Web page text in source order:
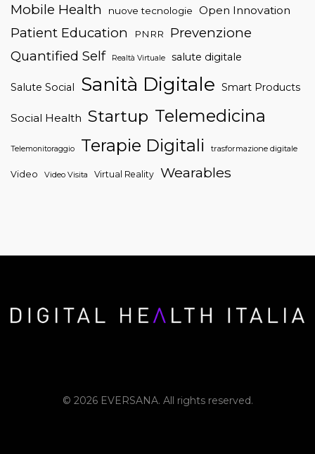
Mobile Health
nuove tecnologie Open Innovation
Patient Education PNRR
Prevenzione
Quantified Self
Realtà Virtuale salute digitale
Salute Social Sanità Digitale Smart Products
Social Health Startup Telemedicina
Telemonitoraggio Terapie Digitali trasformazione digitale
Video Video Visita Virtual Reality Wearables
© 2026 EVERSANA. All rights reserved.